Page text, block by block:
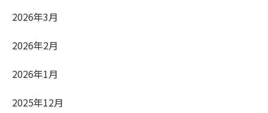
2026年3月
2026年2月
2026年1月
2025年12月